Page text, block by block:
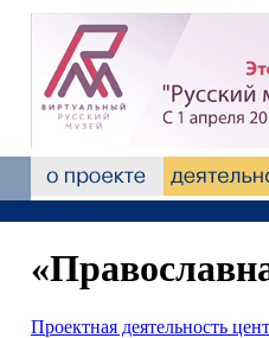
Проектная деятельность